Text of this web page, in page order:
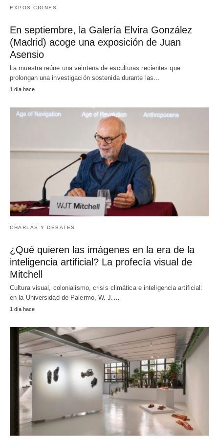
EXPOSICIONES
En septiembre, la Galería Elvira González
(Madrid) acoge una exposición de Juan
Asensio
La muestra reúne una veintena de esculturas recientes que
prolongan una investigación sostenida durante las…
1 día hace
CHARLAS Y DEBATES
¿Qué quieren las imágenes en la era de la
inteligencia artificial? La profecía visual de
Mitchell
Cultura visual, colonialismo, crisis climática e inteligencia artificial:
en la Universidad de Palermo, W. J.…
1 día hace